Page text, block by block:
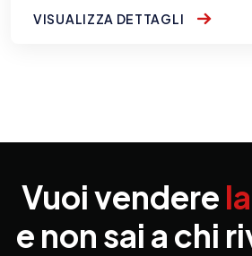
VISUALIZZA DETTAGLI
Vuoi vendere
e non sai a chi